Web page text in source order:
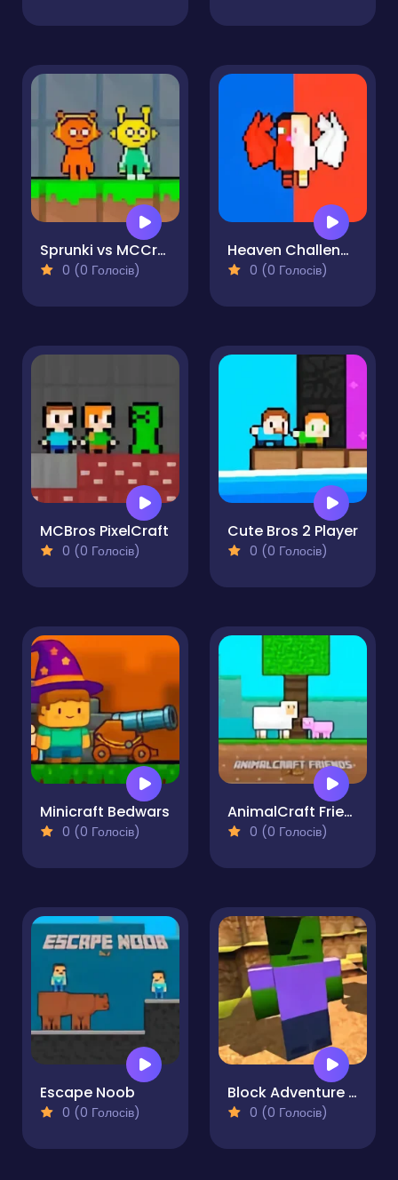
Sprunki vs MCCraft
0 (0 Голосів)
Heaven Challenge - 2 Player
0 (0 Голосів)
MCBros PixelCraft
0 (0 Голосів)
Cute Bros 2 Player
0 (0 Голосів)
Minicraft Bedwars
0 (0 Голосів)
AnimalCraft Friends 2 Player
0 (0 Голосів)
Escape Noob
0 (0 Голосів)
Block Adventure Craft
0 (0 Голосів)